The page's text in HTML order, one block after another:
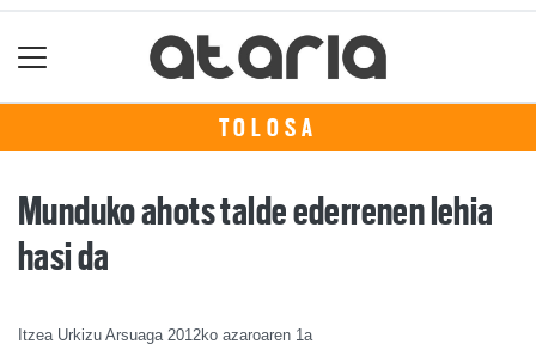
TOLOSA
Munduko ahots talde ederrenen lehia
hasi da
Itzea Urkizu Arsuaga 2012ko azaroaren 1a